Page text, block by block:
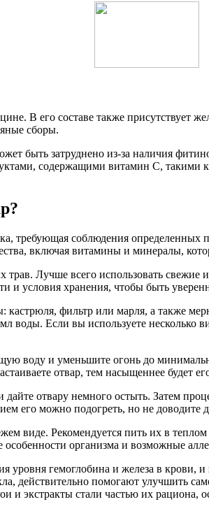
В его составе также присутствует
сборы.
быть затруднено из-за наличия
содержащими витамин C,
требующая соблюдения
включая витамины и минералы,
Лучше всего использовать
и условия хранения, чтобы быть
фильтр или марля, а также
воды. Если вы используете
воду и уменьшите огонь до
отвар, тем насыщеннее будет
отвару немного остыть. Затем
его можно подогреть, но не доводите
виде. Рекомендуется пить их в
организма и возможные
гемоглобина и железа в крови,
действительно помогают улучшить
и экстракты стали частью их рациона,